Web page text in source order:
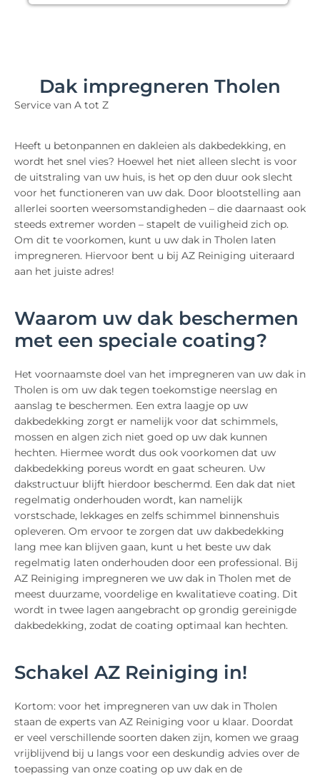
Dak impregneren Tholen
Service van A tot Z
Heeft u betonpannen en dakleien als dakbedekking, en
wordt het snel vies? Hoewel het niet alleen slecht is voor
de uitstraling van uw huis, is het op den duur ook slecht
voor het functioneren van uw dak. Door blootstelling aan
allerlei soorten weersomstandigheden – die daarnaast ook
steeds extremer worden – stapelt de vuiligheid zich op.
Om dit te voorkomen, kunt u uw dak in Tholen laten
impregneren. Hiervoor bent u bij AZ Reiniging uiteraard
aan het juiste adres!
Waarom uw dak beschermen
met een speciale coating?
Het voornaamste doel van het impregneren van uw dak in
Tholen is om uw dak tegen toekomstige neerslag en
aanslag te beschermen. Een extra laagje op uw
dakbedekking zorgt er namelijk voor dat schimmels,
mossen en algen zich niet goed op uw dak kunnen
hechten. Hiermee wordt dus ook voorkomen dat uw
dakbedekking poreus wordt en gaat scheuren. Uw
dakstructuur blijft hierdoor beschermd. Een dak dat niet
regelmatig onderhouden wordt, kan namelijk
vorstschade, lekkages en zelfs schimmel binnenshuis
opleveren. Om ervoor te zorgen dat uw dakbedekking
lang mee kan blijven gaan, kunt u het beste uw dak
regelmatig laten onderhouden door een professional. Bij
AZ Reiniging impregneren we uw dak in Tholen met de
meest duurzame, voordelige en kwalitatieve coating. Dit
wordt in twee lagen aangebracht op grondig gereinigde
dakbedekking, zodat de coating optimaal kan hechten.
Schakel AZ Reiniging in!
Kortom: voor het impregneren van uw dak in Tholen
staan de experts van AZ Reiniging voor u klaar. Doordat
er veel verschillende soorten daken zijn, komen we graag
vrijblijvend bij u langs voor een deskundig advies over de
toepassing van onze coating op uw dak en de